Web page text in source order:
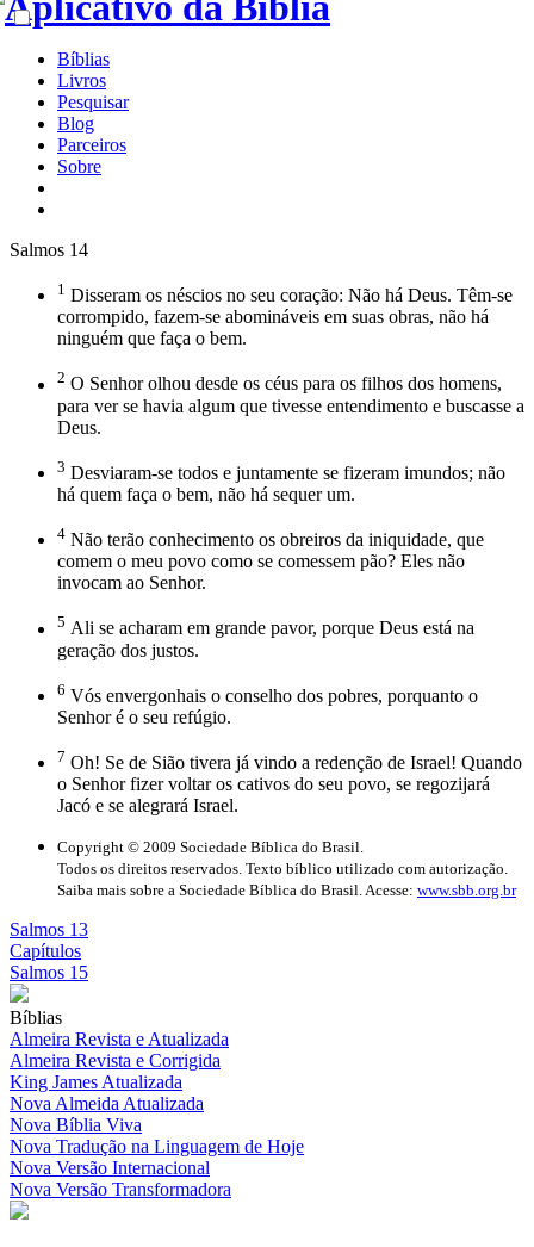
Bíblias
Livros
Pesquisar
Blog
Parceiros
Sobre
Salmos 14
1 Disseram os néscios no seu coração: Não há Deus. Têm-se
corrompido, fazem-se abomináveis em suas obras, não há
ninguém que faça o bem.
2 O Senhor olhou desde os céus para os filhos dos homens,
para ver se havia algum que tivesse entendimento e buscasse a
Deus.
3 Desviaram-se todos e juntamente se fizeram imundos; não
há quem faça o bem, não há sequer um.
4 Não terão conhecimento os obreiros da iniquidade, que
comem o meu povo como se comessem pão? Eles não
invocam ao Senhor.
5 Ali se acharam em grande pavor, porque Deus está na
geração dos justos.
6 Vós envergonhais o conselho dos pobres, porquanto o
Senhor é o seu refúgio.
7 Oh! Se de Sião tivera já vindo a redenção de Israel! Quando
o Senhor fizer voltar os cativos do seu povo, se regozijará
Jacó e se alegrará Israel.
Copyright © 2009 Sociedade Bíblica do Brasil.
Todos os direitos reservados. Texto bíblico utilizado com autorização.
Saiba mais sobre a Sociedade Bíblica do Brasil. Acesse: www.sbb.org.br
Salmos 13
Capítulos
Salmos 15
Bíblias
Almeira Revista e Atualizada
Almeira Revista e Corrigida
King James Atualizada
Nova Almeida Atualizada
Nova Bíblia Viva
Nova Tradução na Linguagem de Hoje
Nova Versão Internacional
Nova Versão Transformadora